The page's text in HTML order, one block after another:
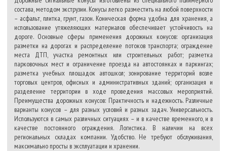
состава, методом экструзии. Конусы легко разместить на любой поверхности
– асфальт, плитка, грунт, газон. Коническая форма удобна для хранения, а
использование утяжеляющих материалов обеспечивает устойчивость на
дороге. Основные сферы применения дорожных конусов: организация
разметки на дорогах и распределение потоков транспорта; ограждение
места ДТП, участка ремонтных или строительных работ; разметка
парковочных мест и ограничение проезда на автостоянках и паркингах;
разметка учебных площадок автошкол; зонирование территорий возле
торговых центров, офисных и административных зданий; организация и
разделение территории в ходе проведения массовых мероприятий.
Преимущества дорожных конусов: Практичность и надежность. Различные
варианты конусов – для разных условий и разных задач. Универсальность.
Используются в самых различных ситуациях – и в качестве временного, и в
качестве постоянного ограждения. Логистика. В наличии на всех
региональных складах компании. Удобство. Не требуют обслуживания,
максимально просты в эксплуатации и хранении.